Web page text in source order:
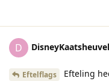
D DisneyKaatsheuvel
Eftelflags
Efteling